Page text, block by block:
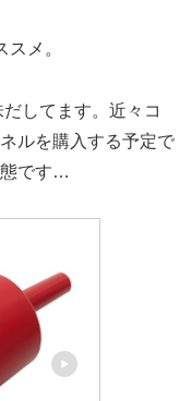
メ。
してます。近々コ
ルを購入する予定で
態です…